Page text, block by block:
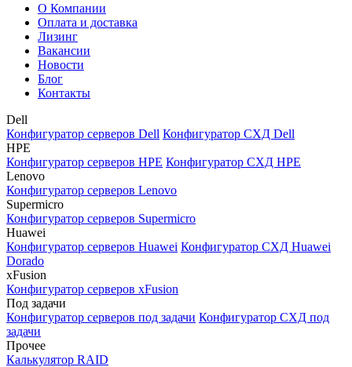
О Компании
Оплата и доставка
Лизинг
Вакансии
Новости
Блог
Контакты
Dell
Конфигуратор серверов Dell Конфигуратор СХД Dell
HPE
Конфигуратор серверов HPE Конфигуратор СХД HPE
Lenovo
Конфигуратор серверов Lenovo
Supermicro
Конфигуратор серверов Supermicro
Huawei
Конфигуратор серверов Huawei Конфигуратор СХД Huawei
Dorado
xFusion
Конфигуратор серверов xFusion
Под задачи
Конфигуратор серверов под задачи Конфигуратор СХД под
задачи
Прочее
Калькулятор RAID